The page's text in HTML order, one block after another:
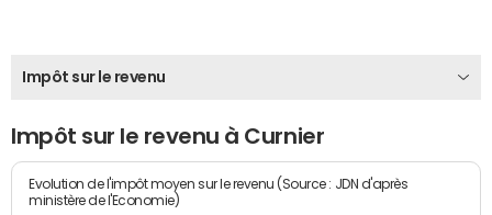
Impôt sur le revenu
Impôt sur le revenu à Curnier
Evolution de l'impôt moyen sur le revenu (Source : JDN d'après
ministère de l'Economie)